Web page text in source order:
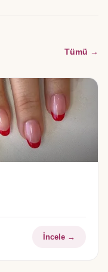
Tümü →
İncele →